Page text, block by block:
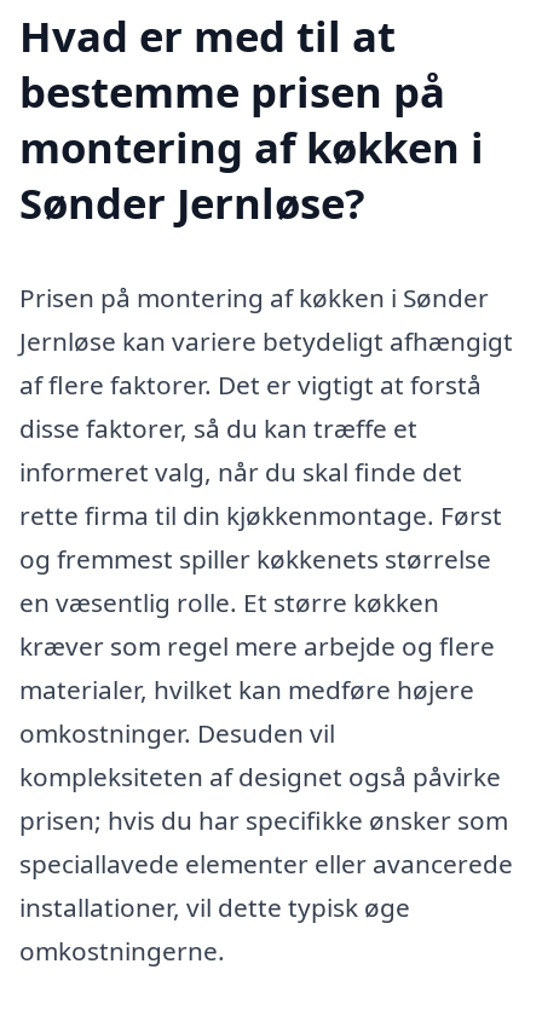
Hvad er med til at
bestemme prisen på
montering af køkken i
Sønder Jernløse?
Prisen på montering af køkken i Sønder
Jernløse kan variere betydeligt afhængigt
af flere faktorer. Det er vigtigt at forstå
disse faktorer, så du kan træffe et
informeret valg, når du skal finde det
rette firma til din kjøkkenmontage. Først
og fremmest spiller køkkenets størrelse
en væsentlig rolle. Et større køkken
kræver som regel mere arbejde og flere
materialer, hvilket kan medføre højere
omkostninger. Desuden vil
kompleksiteten af designet også påvirke
prisen; hvis du har specifikke ønsker som
speciallavede elementer eller avancerede
installationer, vil dette typisk øge
omkostningerne.